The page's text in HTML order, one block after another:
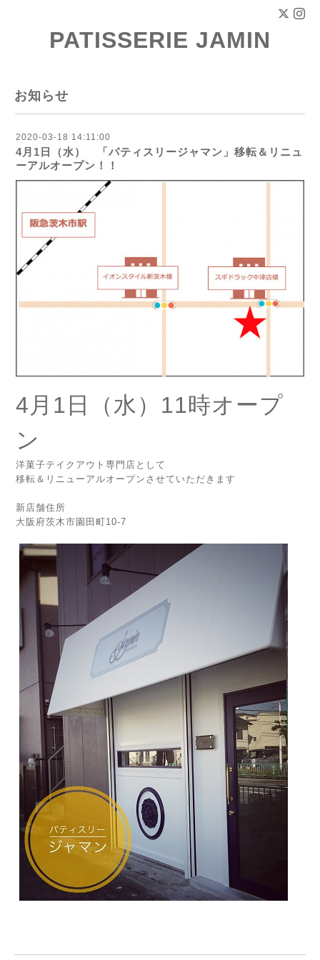
PATISSERIE JAMIN
お知らせ
2020-03-18 14:11:00
4月1日（水） 「パティスリージャマン」移転＆リニュ
ーアルオープン！！
4月1日（水）11時オープ
ン
洋菓子テイクアウト専門店として
移転＆リニューアルオープンさせていただきます
新店舗住所
大阪府茨木市園田町10-7